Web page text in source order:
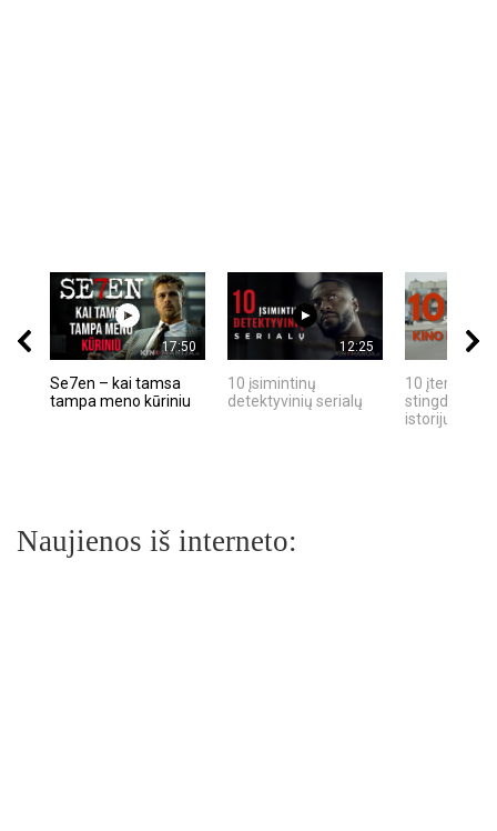
17:50
Se7en – kai tamsa
tampa meno kūriniu
12:25
10 įsimintinų
detektyvinių serialų
10 įtemptų,
stingdančių
istorijų
Naujienos iš interneto: